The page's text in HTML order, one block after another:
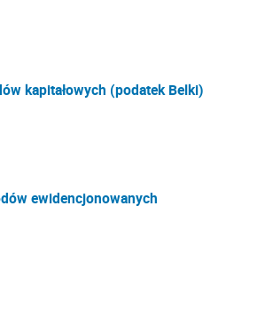
kapitałowych (podatek Belki)
ewidencjonowanych